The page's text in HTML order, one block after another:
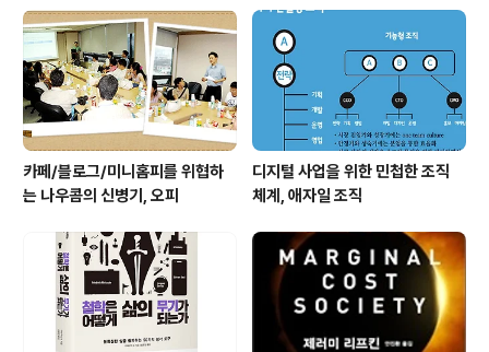
카페/블로그/미니홈피를 위협하
는 나우콤의 신병기, 오피
디지털 사업을 위한 민첩한 조직
체계, 애자일 조직